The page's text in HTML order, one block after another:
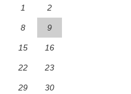
1 2
8 9
15 16
22 23
29 30